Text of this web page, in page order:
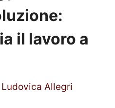
il lavoro a
Ludovica Allegri